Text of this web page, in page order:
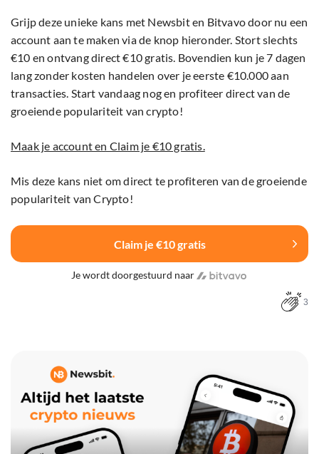
Grijp deze unieke kans met Newsbit en Bitvavo door nu een
account aan te maken via de knop hieronder. Stort slechts
€10 en ontvang direct €10 gratis. Bovendien kun je 7 dagen
lang zonder kosten handelen over je eerste €10.000 aan
transacties. Start vandaag nog en profiteer direct van de
groeiende populariteit van crypto!
Maak je account en Claim je €10 gratis.
Mis deze kans niet om direct te profiteren van de groeiende
populariteit van Crypto!
Claim je €10 gratis
Je wordt doorgestuurd naar
3